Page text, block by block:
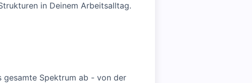
in Deinem Arbeitsalltag.
gesamte Spektrum ab - von der